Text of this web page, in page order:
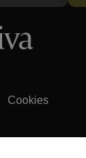
Cookies